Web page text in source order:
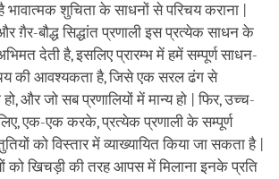
शुचिता के साधनों से परिचय कराना |
ग़ैर-बौद्ध सिद्धांत प्रणाली इस प्रत्येक साधन के
देती है, इसलिए प्रारम्भ में हमें सम्पूर्ण साधन-
की आवश्यकता है, जिसे एक सरल ढंग से
हो, और जो सब प्रणालियों में मान्य हो | फिर, उच्च-
लिए, एक-एक करके, प्रत्येक प्रणाली के सम्पूर्ण
को विस्तार में व्याख्यायित किया जा सकता है |
को खिचड़ी की तरह आपस में मिलाना इनके प्रति